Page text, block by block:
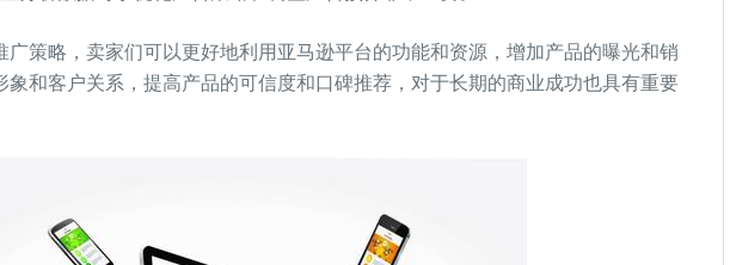
略，卖家们可以更好地利用亚马逊平台的功能和资源，增加产品的曝光和销
和客户关系，提高产品的可信度和口碑推荐，对于长期的商业成功也具有重要